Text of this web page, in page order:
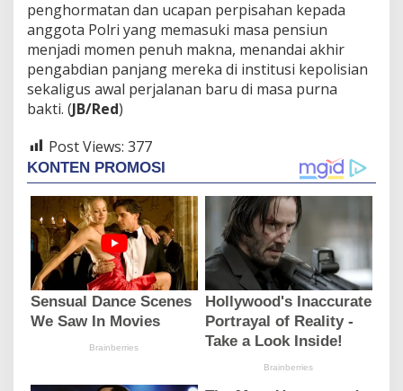
penghormatan dan ucapan perpisahan kepada
anggota Polri yang memasuki masa pensiun
menjadi momen penuh makna, menandai akhir
pengabdian panjang mereka di institusi kepolisian
sekaligus awal perjalanan baru di masa purna
bakti. (JB/Red)
Post Views: 377